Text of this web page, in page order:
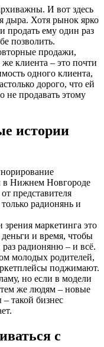
И вот здесь
дыра. Хотя рынок ярко
продать ему один раз
позволить.
продажи,
клиента – это почти
одного клиента,
дорого, что ей
не продавать этому
истории
в Нижнем Новгороде
представителя
радионянь и
маркетинга это
и время, чтобы
радионяню – и всё.
молодых родителей,
поджимают.
но если в модели
же людям – новые
такой бизнес
с